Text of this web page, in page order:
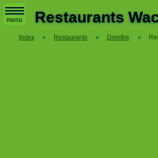
menu Restaurants
Index » Restaurants » Drenthe »